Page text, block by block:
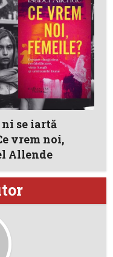
se iartă
vrem noi,
Allende